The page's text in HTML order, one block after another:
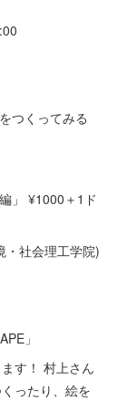
つくってみる
」 ¥1000＋1ド
・社会理工学院)
」
す！ 村上さん
ったり、絵を